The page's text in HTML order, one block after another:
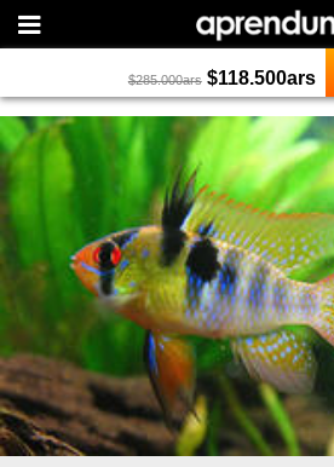
$285.000ars $118.500ars